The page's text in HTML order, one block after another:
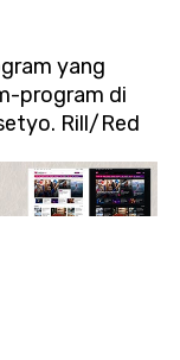
yang
program di
Rill/Red